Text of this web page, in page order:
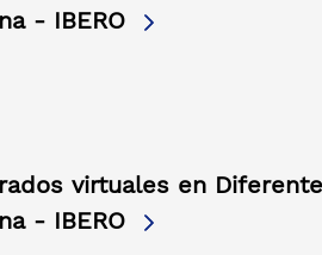
- IBERO
virtuales en
- IBERO